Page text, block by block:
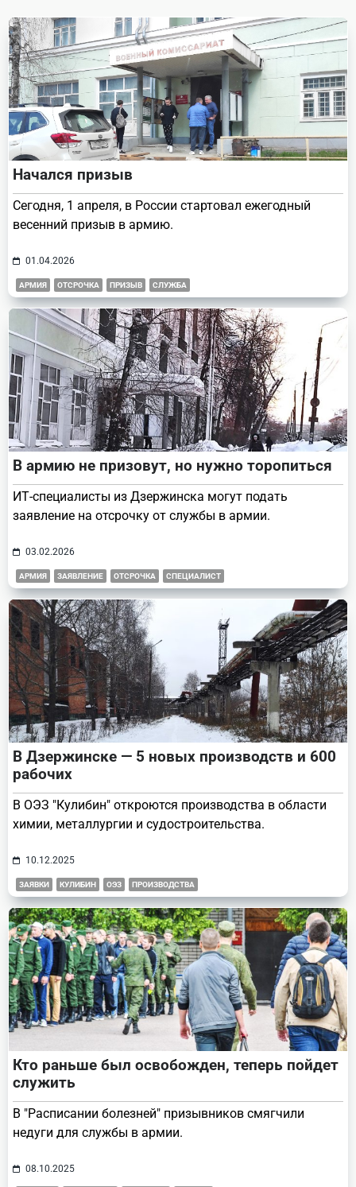
text">Page</span>
Начался призыв
Сегодня, 1 апреля, в России стартовал ежегодный
весенний призыв в армию.
01.04.2026
АРМИЯ ОТСРОЧКА ПРИЗЫВ СЛУЖБА
В армию не призовут, но нужно торопиться
ИТ-специалисты из Дзержинска могут подать
заявление на отсрочку от службы в армии.
03.02.2026
АРМИЯ ЗАЯВЛЕНИЕ ОТСРОЧКА СПЕЦИАЛИСТ
В Дзержинске — 5 новых производств и 600
рабочих
В ОЭЗ "Кулибин" откроются производства в области
химии, металлургии и судостроительства.
10.12.2025
ЗАЯВКИ КУЛИБИН ОЭЗ ПРОИЗВОДСТВА
Кто раньше был освобожден, теперь пойдет
служить
В "Расписании болезней" призывников смягчили
недуги для службы в армии.
08.10.2025